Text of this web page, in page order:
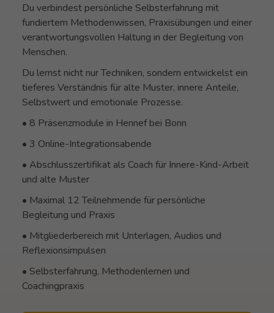
Du verbindest persönliche Selbsterfahrung mit
fundiertem Methodenwissen, Praxisübungen und einer
verantwortungsvollen Haltung in der Begleitung von
Menschen.
Du lernst nicht nur Techniken, sondern entwickelst ein
tieferes Verständnis für alte Muster, innere Anteile,
Selbstwert und emotionale Prozesse.
• 8 Präsenzmodule in Hennef bei Bonn
• 3 Online-Integrationsabende
• Abschlusszertifikat als Coach für Innere-Kind-Arbeit
und alte Muster
• Maximal 12 Teilnehmende für persönliche
Begleitung und Praxis
• Mitgliederbereich mit Unterlagen, Audios und
Reflexionsimpulsen
• Selbsterfahrung, Methodenlernen und
Coachingpraxis